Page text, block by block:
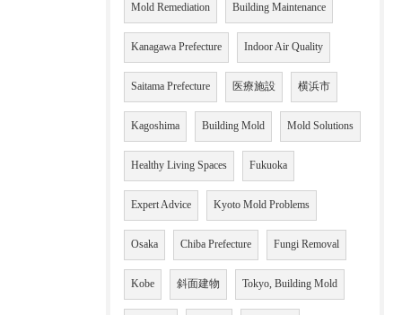
Mold Remediation Building Maintenance
Kanagawa Prefecture Indoor Air Quality
Saitama Prefecture 医療施設 横浜市
Kagoshima Building Mold Mold Solutions
Healthy Living Spaces Fukuoka
Expert Advice Kyoto Mold Problems
Osaka Chiba Prefecture Fungi Removal
Kobe 斜面建物 Tokyo, Building Mold